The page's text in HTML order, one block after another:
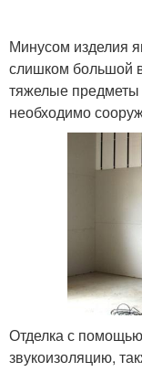
Минусом изделия
слишком большой
тяжелые предметы
необходимо
Отделка с
звукоизоляцию,